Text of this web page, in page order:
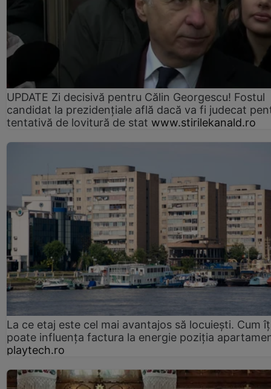
UPDATE Zi decisivă pentru Călin Georgescu! Fostul
candidat la prezidențiale află dacă va fi judecat
tentativă de lovitură de stat www.stirilekanald.ro
La ce etaj este cel mai avantajos să locuiești. Cum
poate influența factura la energie poziția
playtech.ro